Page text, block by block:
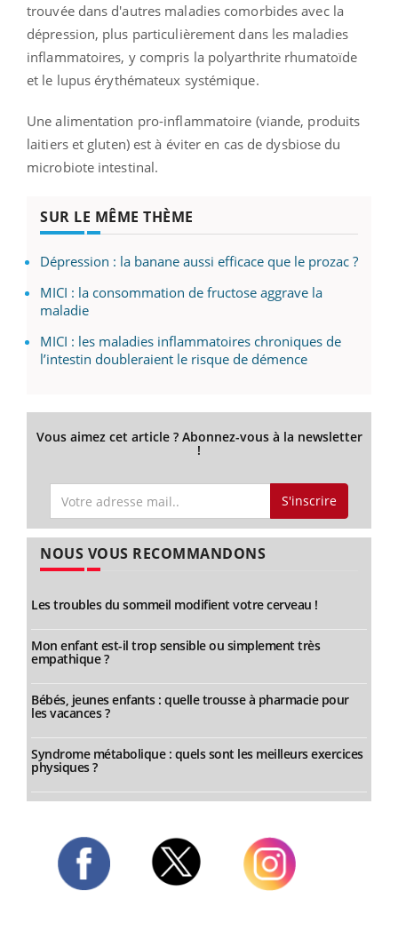
trouvée dans d'autres maladies comorbides avec la
dépression, plus particulièrement dans les maladies
inflammatoires, y compris la polyarthrite rhumatoïde
et le lupus érythémateux systémique.
Une alimentation pro-inflammatoire (viande, produits
laitiers et gluten) est à éviter en cas de dysbiose du
microbiote intestinal.
SUR LE MÊME THÈME
Dépression : la banane aussi efficace que le prozac ?
MICI : la consommation de fructose aggrave la
maladie
MICI : les maladies inflammatoires chroniques de
l’intestin doubleraient le risque de démence
Vous aimez cet article ? Abonnez-vous à la newsletter
!
S'inscrire
NOUS VOUS RECOMMANDONS
Les troubles du sommeil modifient votre cerveau !
Mon enfant est-il trop sensible ou simplement très
empathique ?
Bébés, jeunes enfants : quelle trousse à pharmacie pour
les vacances ?
Syndrome métabolique : quels sont les meilleurs exercices
physiques ?